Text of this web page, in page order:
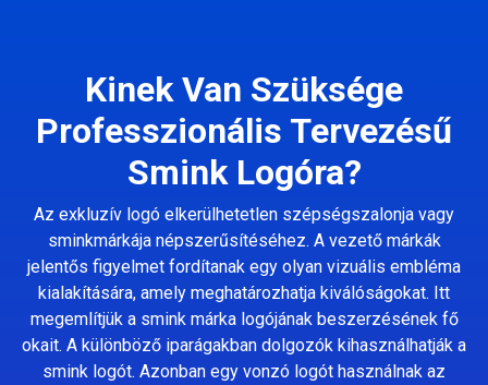
Kinek Van Szüksége
Professzionális Tervezésű
Smink Logóra?
Az exkluzív logó elkerülhetetlen szépségszalonja vagy
sminkmárkája népszerűsítéséhez. A vezető márkák
jelentős figyelmet fordítanak egy olyan vizuális embléma
kialakítására, amely meghatározhatja kiválóságokat. Itt
megemlítjük a smink márka logójának beszerzésének fő
okait. A különböző iparágakban dolgozók kihasználhatják a
smink logót. Azonban egy vonzó logót használnak az